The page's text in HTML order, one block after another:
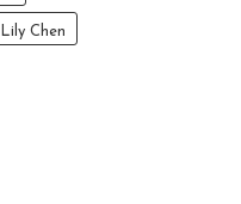
Lily Chen